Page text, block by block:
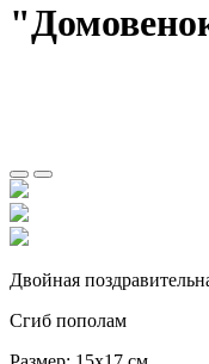
Двойная
Сгиб пополам